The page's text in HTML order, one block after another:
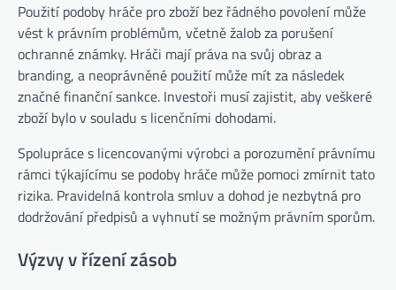
Použití podoby hráče pro zboží bez řádného povolení může
vést k právním problémům, včetně žalob za porušení
ochranné známky. Hráči mají práva na svůj obraz a
branding, a neoprávněné použití může mít za následek
značné finanční sankce. Investoři musí zajistit, aby veškeré
zboží bylo v souladu s licenčními dohodami.
Spolupráce s licencovanými výrobci a porozumění právnímu
rámci týkajícímu se podoby hráče může pomoci zmírnit tato
rizika. Pravidelná kontrola smluv a dohod je nezbytná pro
dodržování předpisů a vyhnutí se možným právním sporům.
Výzvy v řízení zásob